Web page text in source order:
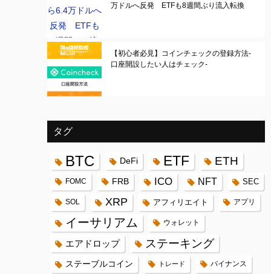
万ドルへ反発 ETFも8週間ぶり流入転換
【初心者必見】コインチェックの登録方法-
口座開設したい人はチェック-
タグ
BTC DeFi ETF ETH
FOMC FRB ICO NFT SEC
SOL XRP アフィリエイト アプリ
イーサリアム ウォレット
エアドロップ ステーキング
ステーブルコイン トレード バイナンス